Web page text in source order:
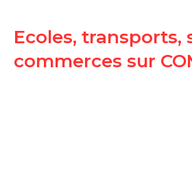
Ecoles, transports,
commerces sur